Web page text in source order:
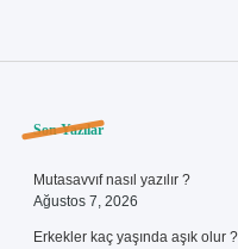
Sidebar
Son Yazılar
Mutasavvıf nasıl yazılır ?
Ağustos 7, 2026
Erkekler kaç yaşında aşık olur ?